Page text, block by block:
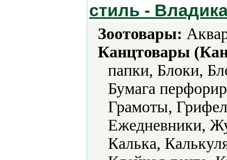
стиль -
Зоотовары:
Канцтовары
папки, Блоки,
Бумага
Грамоты,
Ежедневники,
Калька,